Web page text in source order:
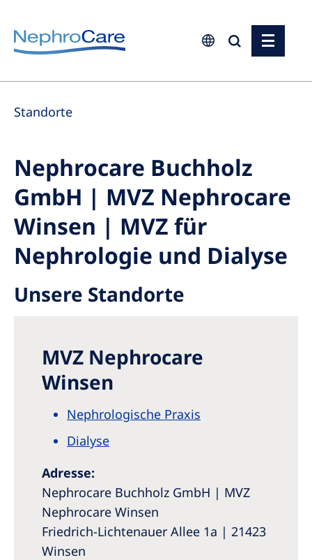
Europe
Czech Republic
Germany
Israel
Italy
Netherlands
Poland
Portugal
Russia
Serbia
Sweden
Switzerland
United Kingdom
Standorte
Nephrocare Buchholz
GmbH | MVZ Nephrocare
Winsen | MVZ für
Nephrologie und Dialyse
Unsere Standorte
MVZ Nephrocare
Winsen
Nephrologische Praxis
Dialyse
Adresse:
Nephrocare Buchholz GmbH | MVZ
Nephrocare Winsen
Friedrich-Lichtenauer Allee 1a | 21423
Winsen